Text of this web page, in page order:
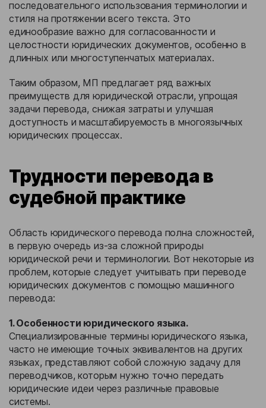
последовательного использования терминологии и
стиля на протяжении всего текста. Это
единообразие важно для согласованности и
целостности юридических документов, особенно в
длинных или многоступенчатых материалах.
Таким образом, МП предлагает ряд важных
преимуществ для юридической отрасли, упрощая
задачи перевода, снижая затраты и улучшая
доступность и масштабируемость в многоязычных
юридических процессах.
Трудности перевода в
судебной практике
Область юридического перевода полна сложностей,
в первую очередь из-за сложной природы
юридической речи и терминологии. Вот некоторые из
проблем, которые следует учитывать при переводе
юридических документов с помощью машинного
перевода:
1. Особенности юридического языка.
Специализированные термины юридического языка,
часто не имеющие точных эквивалентов на других
языках, представляют собой сложную задачу для
переводчиков, которым нужно точно передать
юридические идеи через различные правовые
системы.